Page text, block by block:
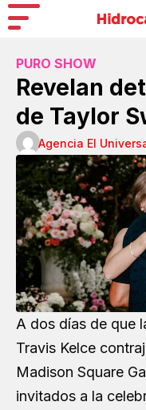
PURO SHOW
Revelan
de Taylor
Agencia El
A dos días de que
Travis Kelce
Madison Square
invitados a la